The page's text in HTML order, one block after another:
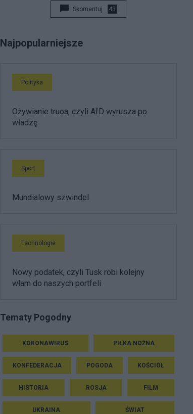
Skomentuj 43
Najpopularniejsze
Polityka
Ożywianie truoa, czyli AfD wyrusza po
władzę
Sport
Mundialowy szwindel
Technologie
Nowy podatek, czyli Tusk robi kolejny
włam do naszych portfeli
Tematy Pogodny
KORONAWIRUS PIŁKA NOŻNA
KONFEDERACJA POGODA KOŚCIÓŁ
HISTORIA ROSJA FILM
UKRAINA ŚWIAT